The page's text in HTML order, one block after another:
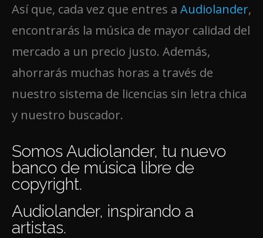
Así que, cada vez que entres a Audiolander,
encontrarás la música de mayor calidad del
mercado a un precio justo. Además,
ahorrarás muchas horas a través de
nuestro sistema de licencias sin letra chica
y nuestro buscador.
Somos Audiolander, tu nuevo
banco de música libre de
copyright.
Audiolander, inspirando a
artistas.